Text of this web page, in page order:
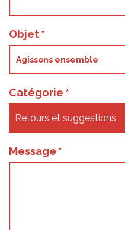
Objet
Catégorie
Message